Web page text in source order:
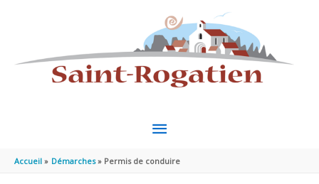
MENU
PRINCIPAL
Accueil Démarches Permis de conduire